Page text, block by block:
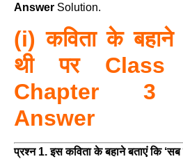
Answer Solution.
(i) कविता के बहाने
थी पर
Chapter 3
Answer
प्रश्न 1. इस कविता के बहाने बताएं कि